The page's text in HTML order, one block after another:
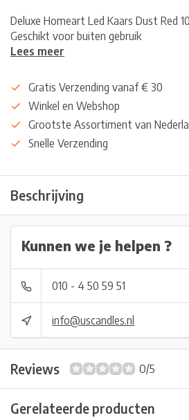
Deluxe Homeart Led Kaars Dust Red
Geschikt voor buiten gebruik
Lees meer
Gratis Verzending vanaf € 30
Winkel en Webshop
Grootste Assortiment van
Snelle Verzending
Beschrijving
Kunnen we je helpen ?
010 - 4 50 59 51
info@uscandles.nl
Reviews 0/5
Gerelateerde producten